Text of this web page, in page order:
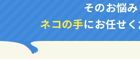
そのお悩み
ネコの手にお任せく